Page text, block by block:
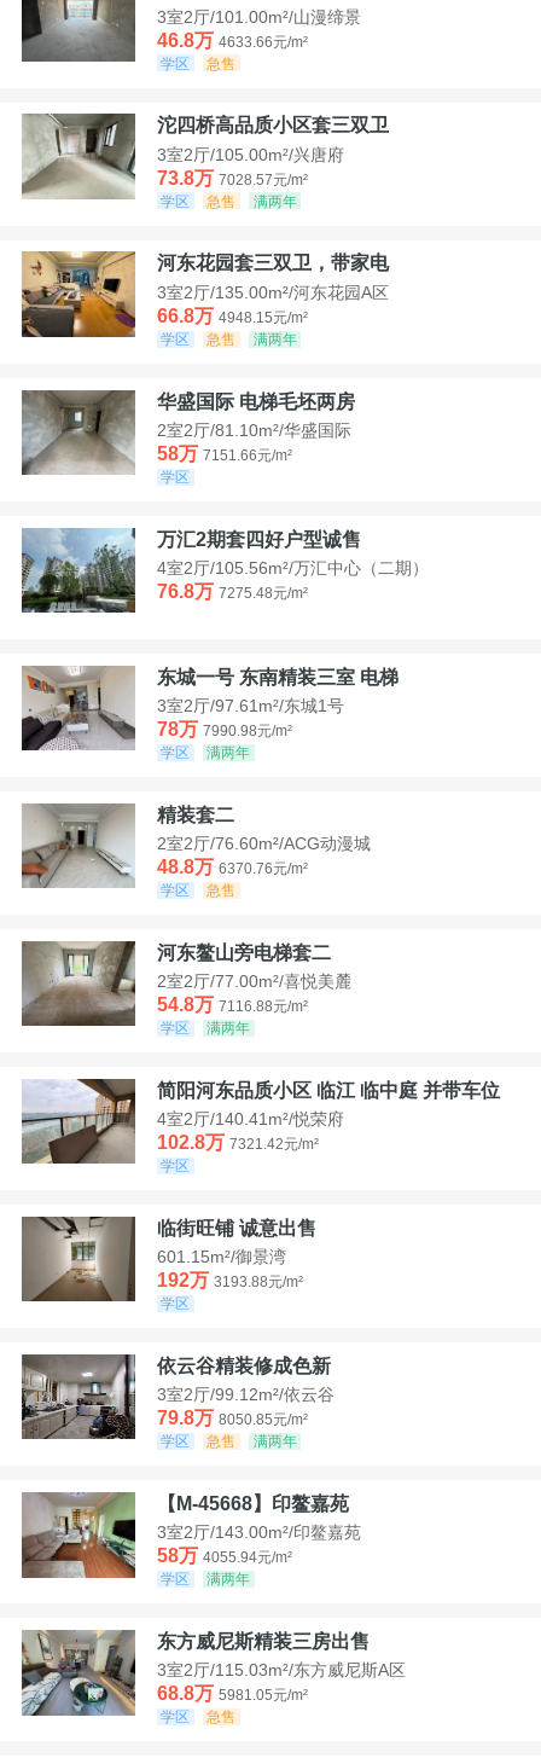
3室2厅/101.00m²/山漫缔景
46.8万 4633.66元/m²
学区
急售
沱四桥高品质小区套三双卫
3室2厅/105.00m²/兴唐府
73.8万 7028.57元/m²
学区
急售 满两年
河东花园套三双卫，带家电
3室2厅/135.00m²/河东花园A区
66.8万 4948.15元/m²
学区
急售 满两年
华盛国际 电梯毛坯两房
2室2厅/81.10m²/华盛国际
58万 7151.66元/m²
学区
万汇2期套四好户型诚售
4室2厅/105.56m²/万汇中心（二期）
76.8万 7275.48元/m²
东城一号 东南精装三室 电梯
3室2厅/97.61m²/东城1号
78万 7990.98元/m²
学区
满两年
精装套二
2室2厅/76.60m²/ACG动漫城
48.8万 6370.76元/m²
学区
急售
河东鳌山旁电梯套二
2室2厅/77.00m²/喜悦美麓
54.8万 7116.88元/m²
学区
满两年
简阳河东品质小区 临江 临中庭 并带车位
4室2厅/140.41m²/悦荣府
102.8万 7321.42元/m²
学区
临街旺铺 诚意出售
601.15m²/御景湾
192万 3193.88元/m²
学区
依云谷精装修成色新
3室2厅/99.12m²/依云谷
79.8万 8050.85元/m²
学区
急售 满两年
【M-45668】印鳌嘉苑
3室2厅/143.00m²/印鳌嘉苑
58万 4055.94元/m²
学区
满两年
东方威尼斯精装三房出售
3室2厅/115.03m²/东方威尼斯A区
68.8万 5981.05元/m²
学区
急售